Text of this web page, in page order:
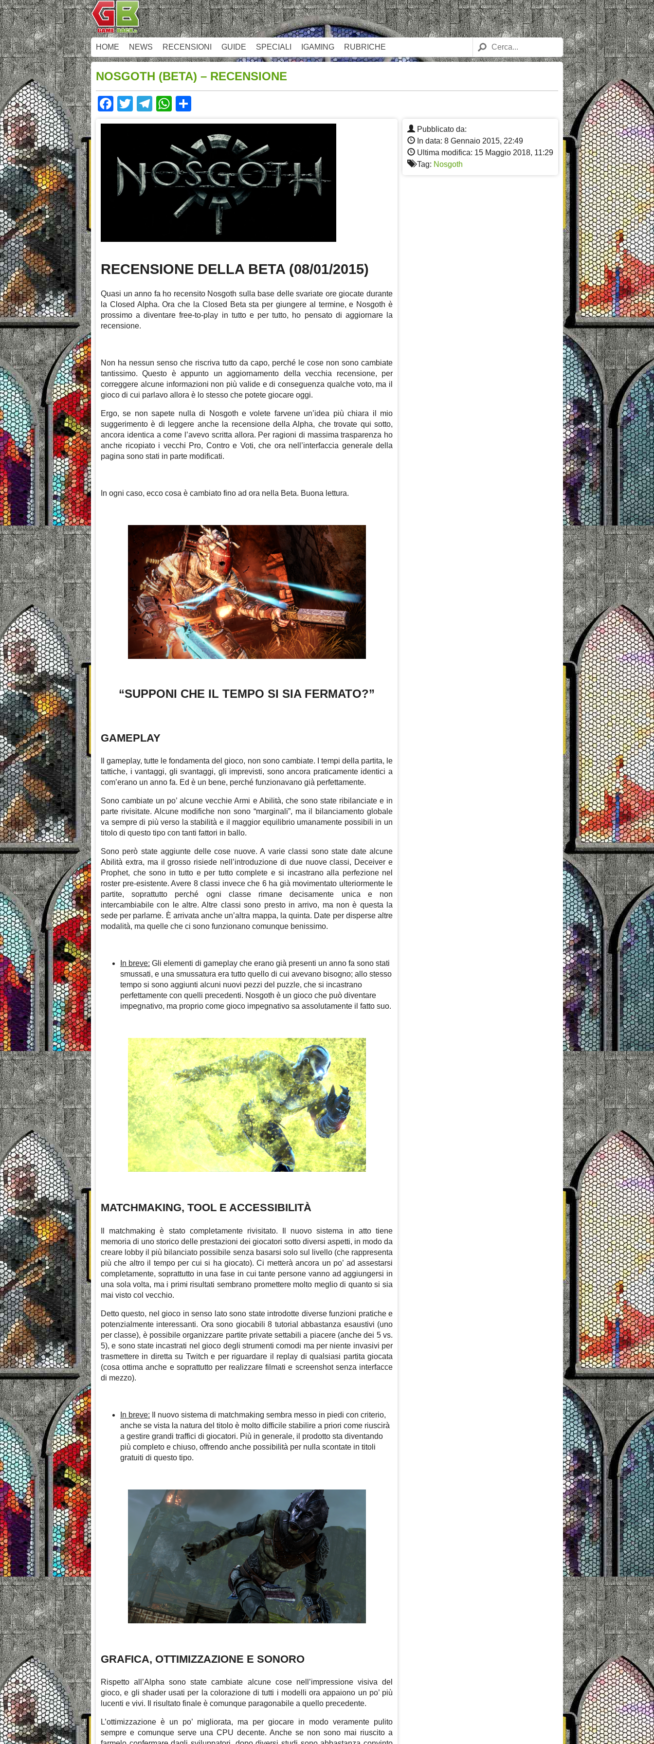
HOME NEWS RECENSIONI GUIDE SPECIALI IGAMING RUBRICHE
NOSGOTH (BETA) – RECENSIONE
Facebook
TwitterTelegram
WhatsApp
Pubblicato da:
In data: 8 Gennaio 2015, 22:49
Ultima modifica: 15 Maggio 2018, 11:29
Tag: Nosgoth
RECENSIONE DELLA BETA (08/01/2015)
Quasi un anno fa ho recensito Nosgoth sulla base delle svariate ore giocate durante
la Closed Alpha. Ora che la Closed Beta sta per giungere al termine, e Nosgoth è
prossimo a diventare free-to-play in tutto e per tutto, ho pensato di aggiornare la
recensione.
Non ha nessun senso che riscriva tutto da capo, perché le cose non sono cambiate
tantissimo. Questo è appunto un aggiornamento della vecchia recensione, per
correggere alcune informazioni non più valide e di conseguenza qualche voto, ma il
gioco di cui parlavo allora è lo stesso che potete giocare oggi.
Ergo, se non sapete nulla di Nosgoth e volete farvene un’idea più chiara il mio
suggerimento è di leggere anche la recensione della Alpha, che trovate qui sotto,
ancora identica a come l’avevo scritta allora. Per ragioni di massima trasparenza ho
anche ricopiato i vecchi Pro, Contro e Voti, che ora nell’interfaccia generale della
pagina sono stati in parte modificati.
In ogni caso, ecco cosa è cambiato fino ad ora nella Beta. Buona lettura.
“SUPPONI CHE IL TEMPO SI SIA FERMATO?”
GAMEPLAY
Il gameplay, tutte le fondamenta del gioco, non sono cambiate. I tempi della partita, le
tattiche, i vantaggi, gli svantaggi, gli imprevisti, sono ancora praticamente identici a
com’erano un anno fa. Ed è un bene, perché funzionavano già perfettamente.
Sono cambiate un po’ alcune vecchie Armi e Abilità, che sono state ribilanciate e in
parte rivisitate. Alcune modifiche non sono “marginali”, ma il bilanciamento globale
va sempre di più verso la stabilità e il maggior equilibrio umanamente possibili in un
titolo di questo tipo con tanti fattori in ballo.
Sono però state aggiunte delle cose nuove. A varie classi sono state date alcune
Abilità extra, ma il grosso risiede nell’introduzione di due nuove classi, Deceiver e
Prophet, che sono in tutto e per tutto complete e si incastrano alla perfezione nel
roster pre-esistente. Avere 8 classi invece che 6 ha già movimentato ulteriormente le
partite, soprattutto perché ogni classe rimane decisamente unica e non
intercambiabile con le altre. Altre classi sono presto in arrivo, ma non è questa la
sede per parlarne. È arrivata anche un’altra mappa, la quinta. Date per disperse altre
modalità, ma quelle che ci sono funzionano comunque benissimo.
In breve: Gli elementi di gameplay che erano già presenti un anno fa sono stati
smussati, e una smussatura era tutto quello di cui avevano bisogno; allo stesso
tempo si sono aggiunti alcuni nuovi pezzi del puzzle, che si incastrano
perfettamente con quelli precedenti. Nosgoth è un gioco che può diventare
impegnativo, ma proprio come gioco impegnativo sa assolutamente il fatto suo.
MATCHMAKING, TOOL E ACCESSIBILITÀ
Il matchmaking è stato completamente rivisitato. Il nuovo sistema in atto tiene
memoria di uno storico delle prestazioni dei giocatori sotto diversi aspetti, in modo da
creare lobby il più bilanciato possibile senza basarsi solo sul livello (che rappresenta
più che altro il tempo per cui si ha giocato). Ci metterà ancora un po’ ad assestarsi
completamente, soprattutto in una fase in cui tante persone vanno ad aggiungersi in
una sola volta, ma i primi risultati sembrano promettere molto meglio di quanto si sia
mai visto col vecchio.
Detto questo, nel gioco in senso lato sono state introdotte diverse funzioni pratiche e
potenzialmente interessanti. Ora sono giocabili 8 tutorial abbastanza esaustivi (uno
per classe), è possibile organizzare partite private settabili a piacere (anche dei 5 vs.
5), e sono state incastrati nel gioco degli strumenti comodi ma per niente invasivi per
trasmettere in diretta su Twitch e per riguardare il replay di qualsiasi partita giocata
(cosa ottima anche e soprattutto per realizzare filmati e screenshot senza interfacce
di mezzo).
In breve: Il nuovo sistema di matchmaking sembra messo in piedi con criterio,
anche se vista la natura del titolo è molto difficile stabilire a priori come riuscirà
a gestire grandi traffici di giocatori. Più in generale, il prodotto sta diventando
più completo e chiuso, offrendo anche possibilità per nulla scontate in titoli
gratuiti di questo tipo.
GRAFICA, OTTIMIZZAZIONE E SONORO
Rispetto all’Alpha sono state cambiate alcune cose nell’impressione visiva del
gioco, e gli shader usati per la colorazione di tutti i modelli ora appaiono un po’ più
lucenti e vivi. Il risultato finale è comunque paragonabile a quello precedente.
L’ottimizzazione è un po’ migliorata, ma per giocare in modo veramente pulito
sempre e comunque serve una CPU decente. Anche se non sono mai riuscito a